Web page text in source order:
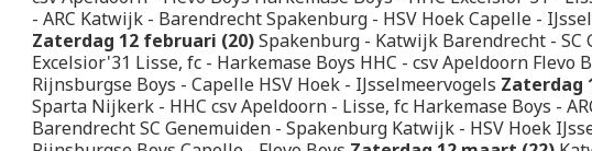
- ARC Katwijk - Barendrecht Spakenburg - HSV Hoek Capelle -
Zaterdag 12 februari (20)Spakenburg - Katwijk Barendrecht - SC
Excelsior'31 Lisse, fc - Harkemase Boys HHC - csv Apeldoorn Flevo
Rijnsburgse Boys - Capelle HSV Hoek - IJsselmeervogels Zaterdag
Sparta Nijkerk - HHC csv Apeldoorn - Lisse, fc Harkemase Boys -
Barendrecht SC Genemuiden - Spakenburg Katwijk - HSV Hoek